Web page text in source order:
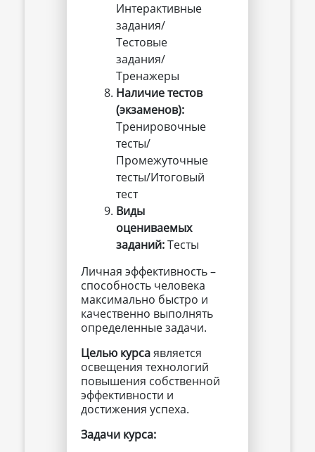
Интерактивные
задания/
Тестовые
задания/
Тренажеры
Наличие тестов
(экзаменов):
Тренировочные
тесты/
Промежуточные
тесты/Итоговый
тест
Виды
оцениваемых
заданий:Тесты
Личная эффективность –
способность человека
максимально быстро и
качественно выполнять
определенные задачи.
Целью курсаявляется
освещения технологий
повышения собственной
эффективности и
достижения успеха.
Задачи курса: